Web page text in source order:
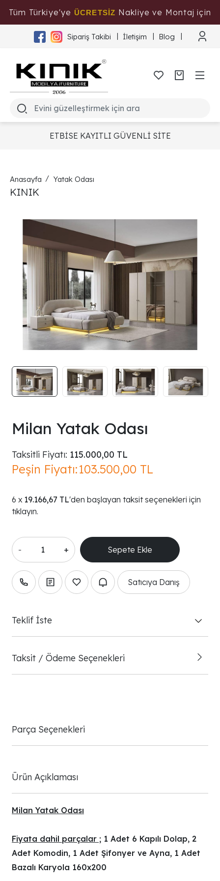
Tüm Türkiye'ye ÜCRETSİZ Nakliye ve Montaj için
Tıklayınız
Sipariş Takibi İletişim Blog
ETBİSE KAYITLI GÜVENLİ SİTE
Anasayfa Yatak Odası
KINIK
Milan Yatak Odası
Taksitli Fiyatı: 115.000,00 TL
Peşin Fiyatı:103.500,00 TL
19.166,67 TL'den başlayan taksit seçenekleri için
tıklayın.
- +
Satıcıya Danış
Teklif İste
Taksit / Ödeme Seçenekleri
Parça Seçenekleri
Ürün Açıklaması
Milan Yatak Odası
Fiyata dahil parçalar ; 1 Adet 6 Kapılı Dolap, 2
Adet Komodin, 1 Adet Şifonyer ve Ayna, 1 Adet
Bazalı Karyola 160x200